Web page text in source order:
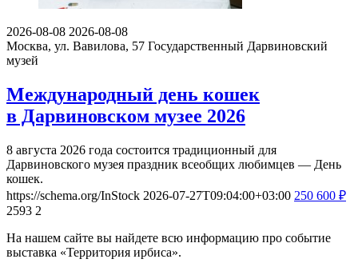
2026-08-08 2026-08-08
Москва, ул. Вавилова, 57 Государственный Дарвиновский
музей
Международный день кошек
в Дарвиновском музее 2026
8 августа 2026 года состоится традиционный для
Дарвиновского музея праздник всеобщих любимцев — День
кошек.
https://schema.org/InStock 2026-07-27T09:04:00+03:00 250 600 ₽
2593 2
На нашем сайте вы найдете всю информацию про событие
выставка «Территория ирбиса».